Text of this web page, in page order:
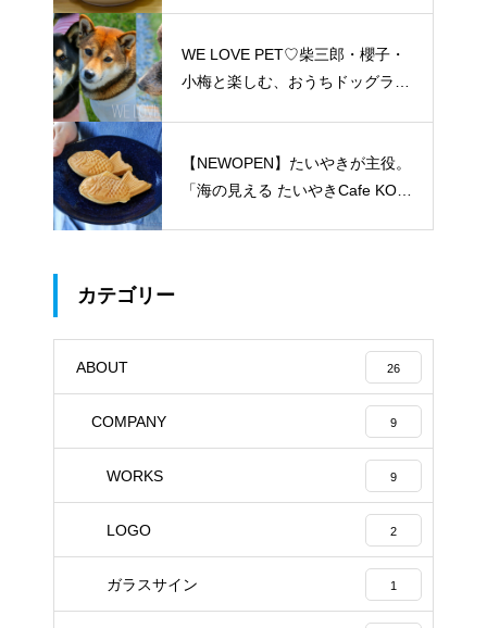
WE LOVE PET♡柴三郎・櫻子・
小梅と楽しむ、おうちドッグラン
【NEWOPEN】たいやきが主役。
「海の見える たいやきCafe KOM
カテゴリー
ABOUT 26
COMPANY 9
WORKS 9
LOGO 2
ガラスサイン 1